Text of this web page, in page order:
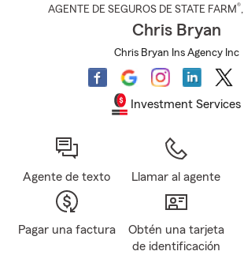
AGENTE DE SEGUROS DE STATE FARM®,
Chris Bryan
Chris Bryan Ins Agency Inc
Investment Services
Agente de texto Llamar al agente
Pagar una factura
Obtén una tarjeta
de identificación